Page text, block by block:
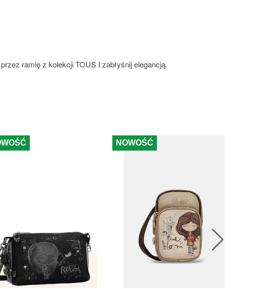
ramię z kolekcji TOUS I zabłyśnij elegancją.
NOWOŚĆ